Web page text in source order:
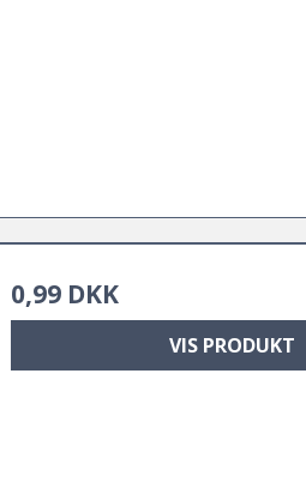
0,99 DKK
VIS PRODUKT